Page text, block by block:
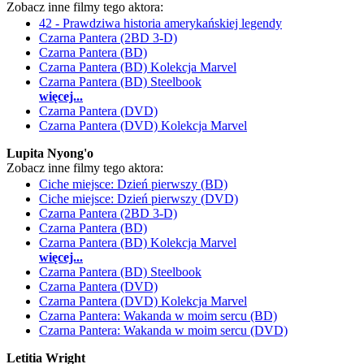
Zobacz inne filmy tego aktora:
42 - Prawdziwa historia amerykańskiej legendy
Czarna Pantera (2BD 3-D)
Czarna Pantera (BD)
Czarna Pantera (BD) Kolekcja Marvel
Czarna Pantera (BD) Steelbook
więcej...
Czarna Pantera (DVD)
Czarna Pantera (DVD) Kolekcja Marvel
Lupita Nyong'o
Zobacz inne filmy tego aktora:
Ciche miejsce: Dzień pierwszy (BD)
Ciche miejsce: Dzień pierwszy (DVD)
Czarna Pantera (2BD 3-D)
Czarna Pantera (BD)
Czarna Pantera (BD) Kolekcja Marvel
więcej...
Czarna Pantera (BD) Steelbook
Czarna Pantera (DVD)
Czarna Pantera (DVD) Kolekcja Marvel
Czarna Pantera: Wakanda w moim sercu (BD)
Czarna Pantera: Wakanda w moim sercu (DVD)
Letitia Wright